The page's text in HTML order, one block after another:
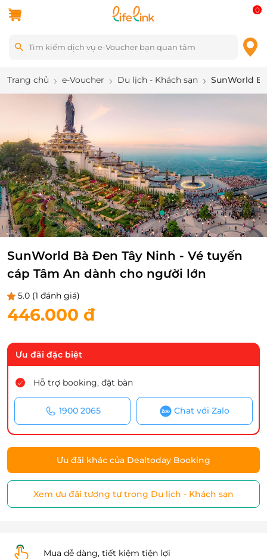
0
Trang chủ e-Voucher Du lịch - Khách sạn SunWorld
9/11
SunWorld Bà Đen Tây Ninh - Vé tuyến
cáp Tâm An dành cho người lớn
5.0 (1 đánh giá)
446.000 đ
Ưu đãi đặc biệt
Hỗ trợ booking, đặt bàn
1900 2065 Chat với Zalo
Ưu đãi khác của Dealtoday Booking
Xem ưu đãi tương tự trong Du lịch - Khách sạn
Mua dễ dàng, tiết kiệm tiện lợi